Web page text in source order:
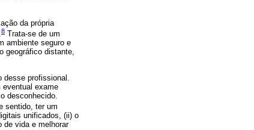
da própria
8 Trata-se de um
ambiente seguro e
geográfico distante,
profissional.
eventual exame
desconhecido.
sentido, ter um
unificados, (ii) o
de vida e melhorar